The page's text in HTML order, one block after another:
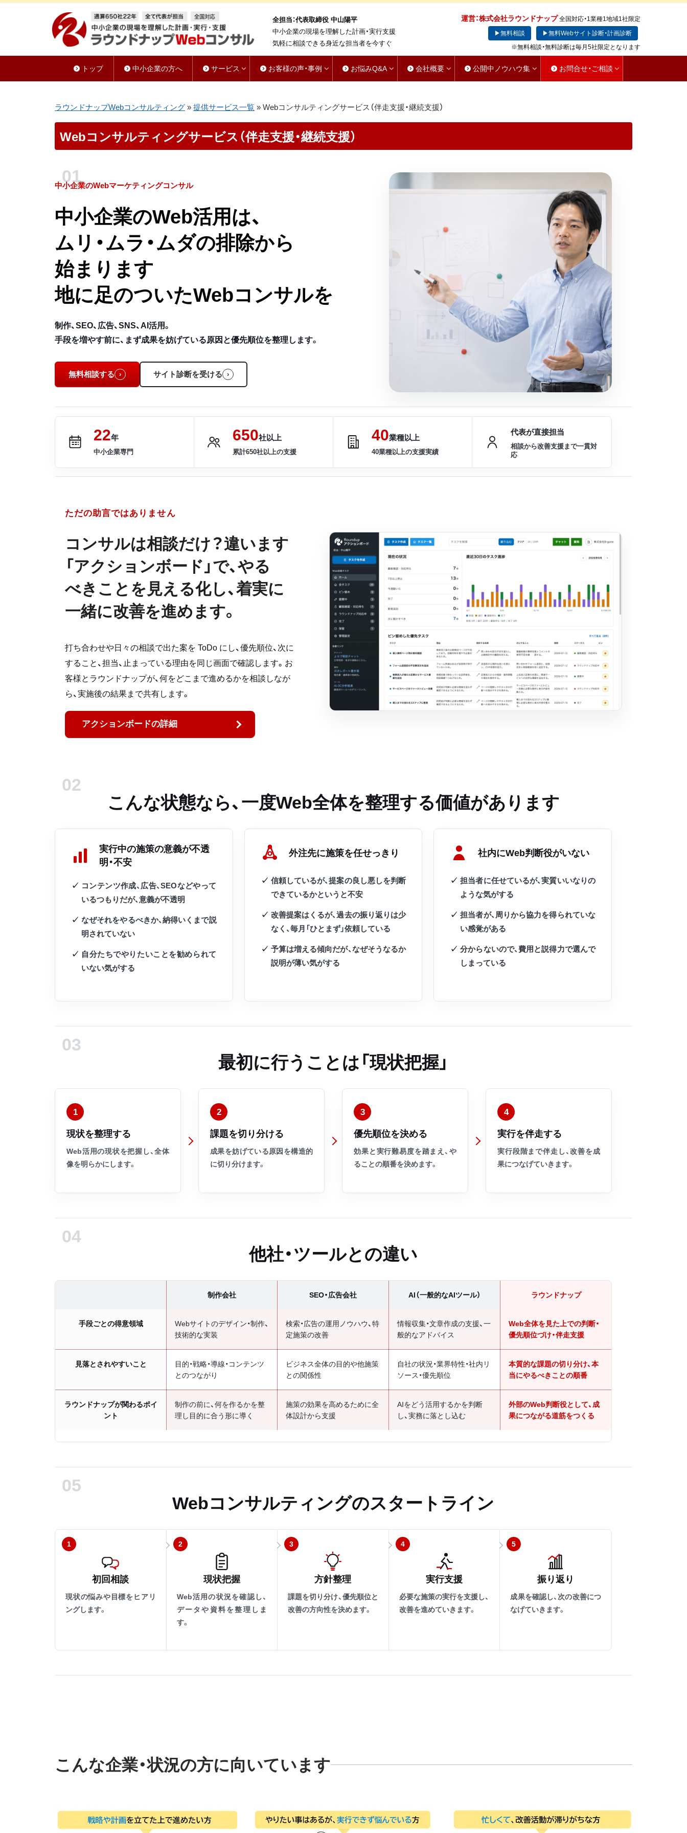
全担当：代表取締役 中山陽平
中小企業の現場を理解した計画・実行支援
気軽に相談できる身近な担当者を今すぐ
運営：株式会社ラウンドナップ 全国対応・1業種1地域1社限定
▶無料相談
▶無料Webサイト診断・計画診断
※無料相談・無料診断は毎月5社限定となります
トップ 中小企業の方へ サービス お客様の声・事例 お悩みQ&A 会社概要 公開中ノウハウ集 お問合せ・ご相談
ラウンドナップWebコンサルティング » 提供サービス一覧 » Webコンサルティングサービス（伴走支援・継続支援）
Webコンサルティングサービス（伴走支援・継続支援）
中小企業のWebマーケティングコンサル
中小企業のWeb活用は、
ムリ・ムラ・ムダの排除から
始まります
地に足のついたWebコンサルを
制作、SEO、広告、SNS、AI活用。
手段を増やす前に、まず成果を妨げている原因と優先順位を整理します。
無料相談する › サイト診断を受ける ›
22年
中小企業専門
650社以上
累計650社以上の支援
40業種以上
40業種以上の支援実績
代表が直接担当
相談から改善支援まで一貫対
応
ただの助言ではありません
コンサルは相談だけ？違います
「アクションボード」で、やる
べきことを見える化し、着実に
一緒に改善を進めます。
打ち合わせや日々の相談で出た案を ToDo にし、優先順位、次に
すること、担当、止まっている理由を同じ画面で確認します。お
客様とラウンドナップが、何をどこまで進めるかを相談しなが
ら、実施後の結果まで共有します。
アクションボードの詳細
こんな状態なら、一度Web全体を整理する価値があります
実行中の施策の意義が不透
明・不安
コンテンツ作成、広告、SEOなどやって
いるつもりだが、意義が不透明
なぜそれをやるべきか、納得いくまで説
明されていない
自分たちでやりたいことを勧められて
いない気がする
外注先に施策を任せっきり
信頼しているが、提案の良し悪しを判断
できているかというと不安
改善提案はくるが、過去の振り返りは少
なく、毎月「ひとまず」依頼している
予算は増える傾向だが、なぜそうなるか
説明が薄い気がする
社内にWeb判断役がいない
担当者に任せているが、実質いいなりの
ような気がする
担当者が、周りから協力を得られていな
い感覚がある
分からないので、費用と説得力で選んで
しまっている
最初に行うことは「現状把握」
1
現状を整理する
Web活用の現状を把握し、全体
像を明らかにします。
2
課題を切り分ける
成果を妨げている原因を構造的
に切り分けます。
3
優先順位を決める
効果と実行難易度を踏まえ、や
ることの順番を決めます。
4
実行を伴走する
実行段階まで伴走し、改善を成
果につなげていきます。
他社・ツールとの違い
制作会社 SEO・広告会社 AI（一般的なAIツール） ラウンドナップ
手段ごとの得意領域
Webサイトのデザイン・制作、
技術的な実装
検索・広告の運用ノウハウ、特
定施策の改善
情報収集・文章作成の支援、一
般的なアドバイス
Web全体を見た上での判断・
優先順位づけ・伴走支援
見落とされやすいこと
目的・戦略・導線・コンテンツ
とのつながり
ビジネス全体の目的や他施策
との関係性
自社の状況・業界特性・社内リ
ソース・優先順位
本質的な課題の切り分け、本
当にやるべきことの順番
ラウンドナップが関わるポイ
ント
制作の前に、何を作るかを整
理し目的に合う形に導く
施策の効果を高めるために全
体設計から支援
AIをどう活用するかを判断
し、実務に落とし込む
外部のWeb判断役として、成
果につながる道筋をつくる
Webコンサルティングのスタートライン
1
初回相談
現状の悩みや目標をヒアリ
ングします。
2
現状把握
Web活用の状況を確認し、
データや資料を整理しま
す。
3
方針整理
課題を切り分け、優先順位と
改善の方向性を決めます。
4
実行支援
必要な施策の実行を支援し、
改善を進めていきます。
5
振り返り
成果を確認し、次の改善につ
なげていきます。
こんな企業・状況の方に向いています